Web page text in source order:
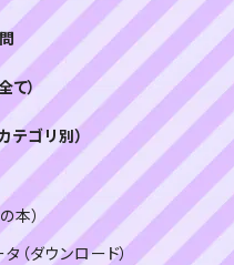
て）
テゴリ別）
本）
（ダウンロード）